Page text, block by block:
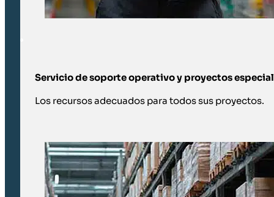
Servicio de soporte operativo y proyectos
Los recursos adecuados para todos sus proyectos.